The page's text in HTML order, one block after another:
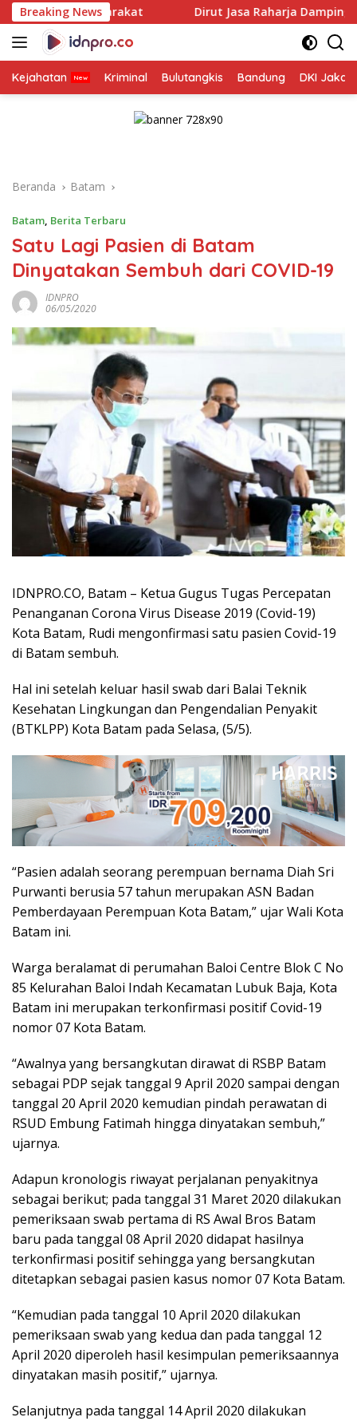
Langsung
ke
konten
Breaking NewsDirut Jasa Raharja Dampingi Wamenhub Tinjau
Kejahatan Kriminal Bulutangkis Bandung DKI
Beranda Batam
Batam, Berita Terbaru
Satu Lagi Pasien di Batam
Dinyatakan Sembuh dari COVID-19
IDNPRO
06/05/2020
IDNPRO.CO, Batam – Ketua Gugus Tugas Percepatan
Penanganan Corona Virus Disease 2019 (Covid-19)
Kota Batam, Rudi mengonfirmasi satu pasien Covid-19
di Batam sembuh.
Hal ini setelah keluar hasil swab dari Balai Teknik
Kesehatan Lingkungan dan Pengendalian Penyakit
(BTKLPP) Kota Batam pada Selasa, (5/5).
“Pasien adalah seorang perempuan bernama Diah Sri
Purwanti berusia 57 tahun merupakan ASN Badan
Pemberdayaan Perempuan Kota Batam,” ujar Wali Kota
Batam ini.
Warga beralamat di perumahan Baloi Centre Blok C No
85 Kelurahan Baloi Indah Kecamatan Lubuk Baja, Kota
Batam ini merupakan terkonfirmasi positif Covid-19
nomor 07 Kota Batam.
“Awalnya yang bersangkutan dirawat di RSBP Batam
sebagai PDP sejak tanggal 9 April 2020 sampai dengan
tanggal 20 April 2020 kemudian pindah perawatan di
RSUD Embung Fatimah hingga dinyatakan sembuh,”
ujarnya.
Adapun kronologis riwayat perjalanan penyakitnya
sebagai berikut; pada tanggal 31 Maret 2020 dilakukan
pemeriksaan swab pertama di RS Awal Bros Batam
baru pada tanggal 08 April 2020 didapat hasilnya
terkonfirmasi positif sehingga yang bersangkutan
ditetapkan sebagai pasien kasus nomor 07 Kota Batam.
“Kemudian pada tanggal 10 April 2020 dilakukan
pemeriksaan swab yang kedua dan pada tanggal 12
April 2020 diperoleh hasil kesimpulan pemeriksaannya
dinyatakan masih positif,” ujarnya.
Selanjutnya pada tanggal 14 April 2020 dilakukan